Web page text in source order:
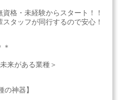
格・未経験からスタート！！
タッフが同行するので安心！
来がある業種＞
の神器】